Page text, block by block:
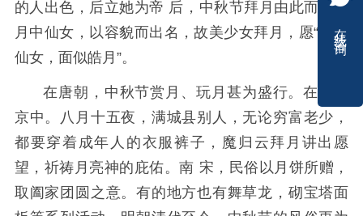
的人出色，后立她为帝 后，中秋节拜月由此而来。
月中仙女，以容貌而出名，故美少女拜月，愿“好像
仙女，面似皓月”。
在唐朝，中秋节赏月、玩月甚为盛行。在宋朝
京中。八月十五夜，满城县别人，无论穷富老少，
都要穿着成年人的衣服裤子，魔归云拜月讲出愿
望，祈祷月亮神的庇佑。南 宋，民俗以月饼所赠，
取阖家团圆之意。有的地方也有舞草龙，砌宝塔面
在线咨询